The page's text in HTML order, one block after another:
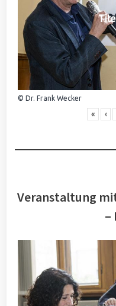
© Dr. Frank Wecker
« ‹
Veranstaltung
–